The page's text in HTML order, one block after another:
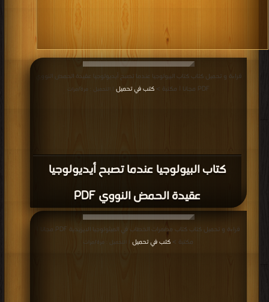
كتاب البيولوجيا عندما تصبح أيديولوجيا
عقيدة الحمض النووي PDF
قراءة و تحميل كتاب كتاب البيولوجيا عندما تصبح أيديولوجيا عقيدة الحمض النووي
PDF مجانا | مكتبة >
كتب في تحميل | التحميل : مرة/مرات
قراءة و تحميل كتاب كتاب مضمرات الخطاب في الميثولوجيا الايزيدية PDF مجانا |
مكتبة > كتب في تحميل | التحميل : مرة/مرات